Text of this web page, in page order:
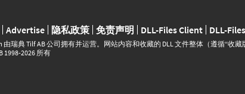
Advertise 隐私政策 免责声明 DLL-Files Client DLL-
由瑞典 Tilf AB 公司拥有并运营。网站内容和收藏的 DLL 文件整体（遵循“收藏
1998-2026 所有